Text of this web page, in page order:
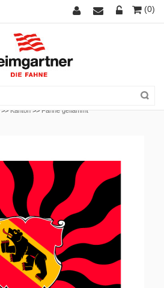
(0)
>>Kanton >>Fahne geflammt